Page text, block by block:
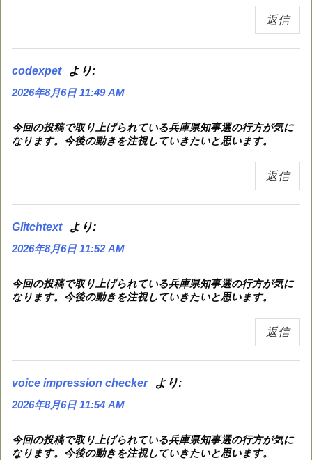
返信
codexpet より:
2026年8月6日 11:49 AM
今回の投稿で取り上げられている兵庫県知事選の行方が気に
なります。今後の動きを注視していきたいと思います。
返信
Glitchtext より:
2026年8月6日 11:52 AM
今回の投稿で取り上げられている兵庫県知事選の行方が気に
なります。今後の動きを注視していきたいと思います。
返信
voice impression checker より:
2026年8月6日 11:54 AM
今回の投稿で取り上げられている兵庫県知事選の行方が気に
なります。今後の動きを注視していきたいと思います。